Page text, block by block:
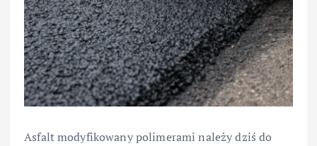
Asfalt modyfikowany polimerami należy dziś do